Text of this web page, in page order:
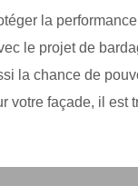
la
le projet de
la chance de
votre façade, il est